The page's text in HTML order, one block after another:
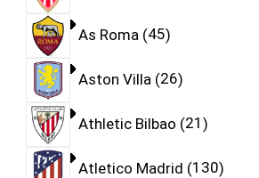
As Roma 45
Aston Villa 26
Athletic Bilbao 21
Atletico Madrid 130